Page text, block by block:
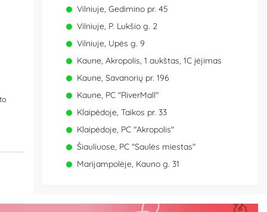
Vilniuje, Gedimino pr. 45
Vilniuje, P. Lukšio g. 2
Vilniuje, Upės g. 9
Kaune, Akropolis, 1 aukštas, 1C įėjimas
Kaune, Savanorių pr. 196
Kaune, PC "RiverMall"
Klaipėdoje, Taikos pr. 33
Klaipėdoje, PC "Akropolis"
Šiauliuose, PC "Saulės miestas"
Marijampolėje, Kauno g. 31